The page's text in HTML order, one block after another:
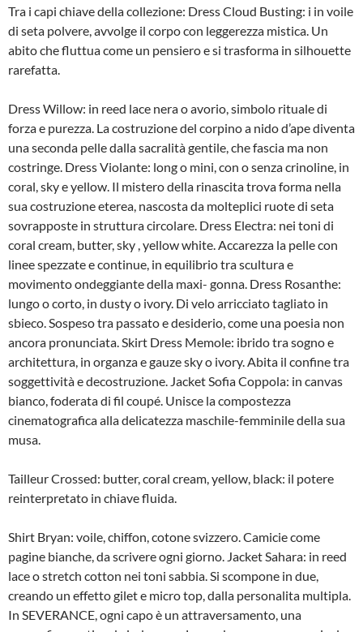
Tra i capi chiave della collezione: Dress Cloud Busting: i in voile
di seta polvere, avvolge il corpo con leggerezza mistica. Un
abito che fluttua come un pensiero e si trasforma in silhouette
rarefatta.
Dress Willow: in reed lace nera o avorio, simbolo rituale di
forza e purezza. La costruzione del corpino a nido d’ape diventa
una seconda pelle dalla sacralità gentile, che fascia ma non
costringe. Dress Violante: long o mini, con o senza crinoline, in
coral, sky e yellow. Il mistero della rinascita trova forma nella
sua costruzione eterea, nascosta da molteplici ruote di seta
sovrapposte in struttura circolare. Dress Electra: nei toni di
coral cream, butter, sky , yellow white. Accarezza la pelle con
linee spezzate e continue, in equilibrio tra scultura e
movimento ondeggiante della maxi- gonna. Dress Rosanthe:
lungo o corto, in dusty o ivory. Di velo arricciato tagliato in
sbieco. Sospeso tra passato e desiderio, come una poesia non
ancora pronunciata. Skirt Dress Memole: ibrido tra sogno e
architettura, in organza e gauze sky o ivory. Abita il confine tra
soggettività e decostruzione. Jacket Sofia Coppola: in canvas
bianco, foderata di fil coupé. Unisce la compostezza
cinematografica alla delicatezza maschile-femminile della sua
musa.
Tailleur Crossed: butter, coral cream, yellow, black: il potere
reinterpretato in chiave fluida.
Shirt Bryan: voile, chiffon, cotone svizzero. Camicie come
pagine bianche, da scrivere ogni giorno. Jacket Sahara: in reed
lace o stretch cotton nei toni sabbia. Si scompone in due,
creando un effetto gilet e micro top, dalla personalita multipla.
In SEVERANCE, ogni capo è un attraversamento, una